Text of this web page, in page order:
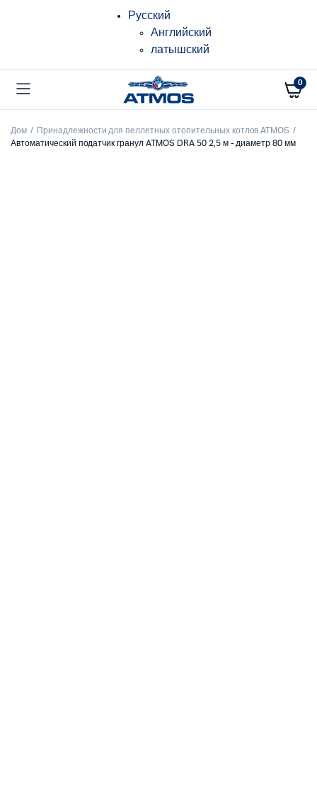
Русский
Английский
латышский
0
Дом
Принадлежности для пеллетных отопительных котлов ATMOS
Автоматический податчик гранул ATMOS DRA 50 2,5 м - диаметр 80 мм